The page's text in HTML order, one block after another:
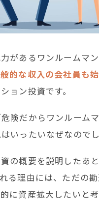
があるワンルームマ
般的な収入の会社員も
ョン投資です。
険だからワンルーム
いったいなぜなので
の概要を説明したあと
る理由には、ただの
に資産拡大したいと